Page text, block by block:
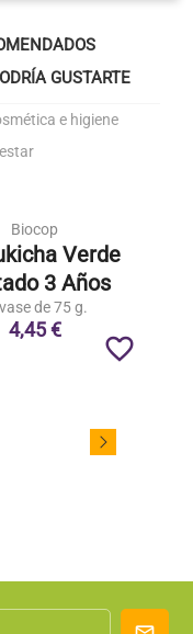
GUSTARTE
e higiene
Biocop
Verde
3 Años
de 75 g.
4,45 €
favorite_border